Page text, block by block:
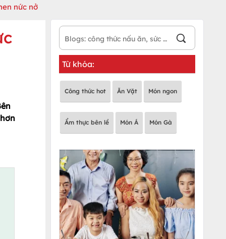
nức nở
Từ khóa:
Công thức hot Ăn Vặt Món ngon
Ẩm thực bên lề Món Á Món Gà